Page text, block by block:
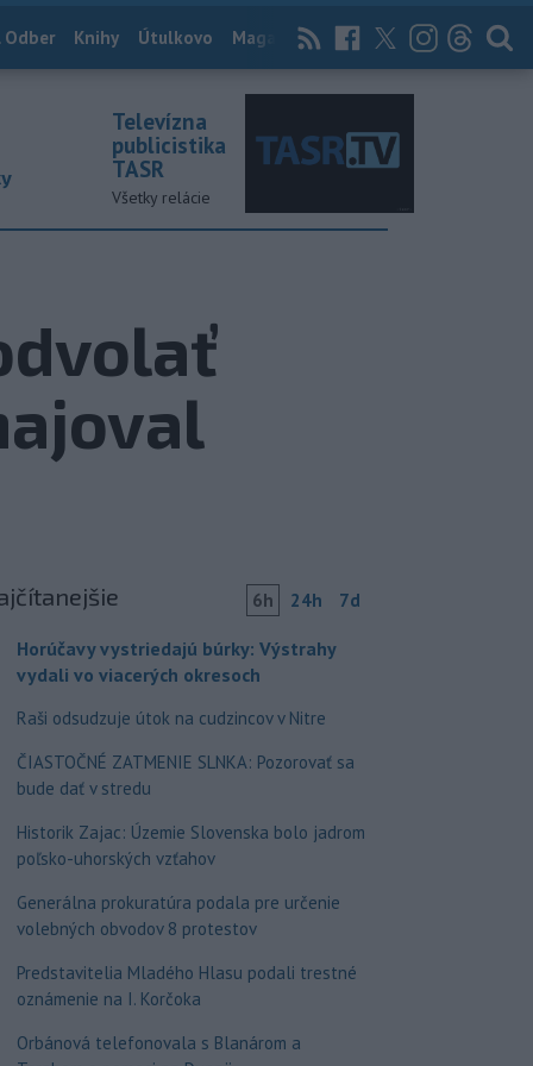
Odber Knihy Útulkovo Magazín News Now Archív
Televízna
publicistika
TASR
Všetky relácie
6h 24h 7d
Horúčavy vystriedajú búrky: Výstrahy
vydali vo viacerých okresoch
Raši odsudzuje útok na cudzincov v Nitre
ČIASTOČNÉ ZATMENIE SLNKA: Pozorovať sa
bude dať v stredu
Historik Zajac: Územie Slovenska bolo jadrom
poľsko-uhorských vzťahov
Generálna prokuratúra podala pre určenie
volebných obvodov 8 protestov
Predstavitelia Mladého Hlasu podali trestné
oznámenie na I. Korčoka
Orbánová telefonovala s Blanárom a